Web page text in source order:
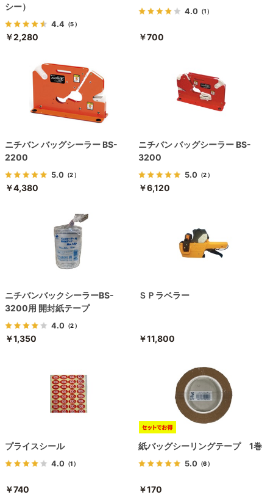
シー）
4.4 （5）
￥2,280
4.0 （1）
￥700
ニチバン バッグシーラー BS-
2200
5.0 （2）
￥4,380
ニチバン バッグシーラー BS-
3200
5.0 （2）
￥6,120
ニチバンバックシーラーBS-
3200用 開封紙テープ
4.0 （2）
￥1,350
ＳＰラベラー
￥11,800
プライスシール
4.0 （1）
￥740
紙バッグシーリングテープ 1巻
5.0 （6）
￥170